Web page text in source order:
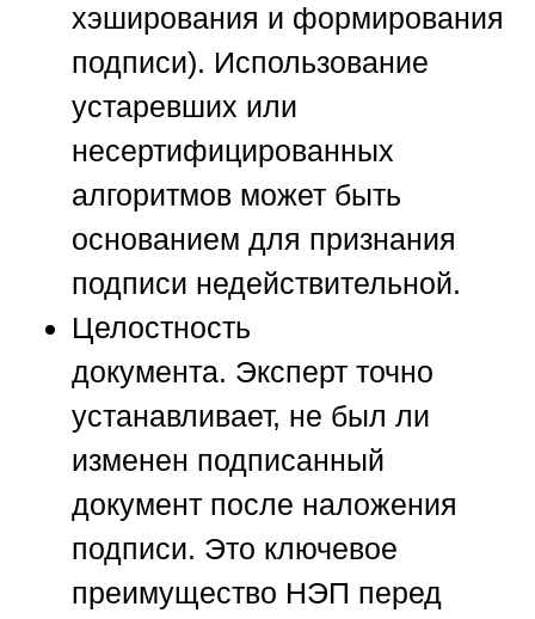
хэширования и формирования
подписи). Использование
устаревших или
несертифицированных
алгоритмов может быть
основанием для признания
подписи недействительной.
Целостность
документа. Эксперт точно
устанавливает, не был ли
изменен подписанный
документ после наложения
подписи. Это ключевое
преимущество НЭП перед